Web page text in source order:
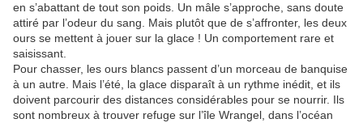
en s’abattant de tout son poids. Un mâle s’approche, sans doute
attiré par l’odeur du sang. Mais plutôt que de s’affronter, les deux
ours se mettent à jouer sur la glace ! Un comportement rare et
saisissant.
Pour chasser, les ours blancs passent d’un morceau de banquise
à un autre. Mais l’été, la glace disparaît à un rythme inédit, et ils
doivent parcourir des distances considérables pour se nourrir. Ils
sont nombreux à trouver refuge sur l’île Wrangel, dans l’océan